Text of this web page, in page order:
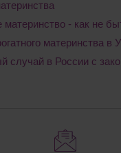
материнство - как не
материнства в
случай в России с